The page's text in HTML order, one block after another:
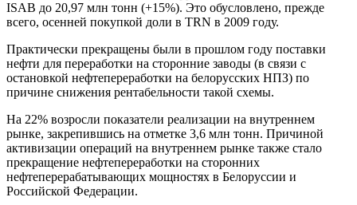
ISAB до 20,97 млн тонн (+15%). Это обусловлено, прежде
всего, осенней покупкой доли в TRN в 2009 году.
Практически прекращены были в прошлом году поставки
нефти для переработки на сторонние заводы (в связи с
остановкой нефтепереработки на белорусских НПЗ) по
причине снижения рентабельности такой схемы.
На 22% возросли показатели реализации на внутреннем
рынке, закрепившись на отметке 3,6 млн тонн. Причиной
активизации операций на внутреннем рынке также стало
прекращение нефтепереработки на сторонних
нефтеперерабатывающих мощностях в Белоруссии и
Российской Федерации.